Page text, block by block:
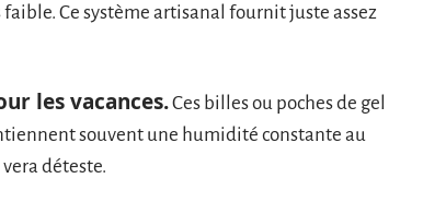
Ce système artisanal fournit juste assez
les vacances.Ces billes ou poches de gel
souvent une humidité constante au
déteste.